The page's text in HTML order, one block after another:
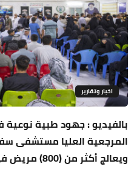
اخبار وتقارير
بالفيديو : جهود طبية
المرجعية العليا مستشفى
ويعالج أكثر من (800) مريض في يوم واحد